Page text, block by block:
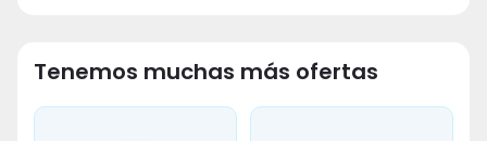
Tenemos muchas más ofertas